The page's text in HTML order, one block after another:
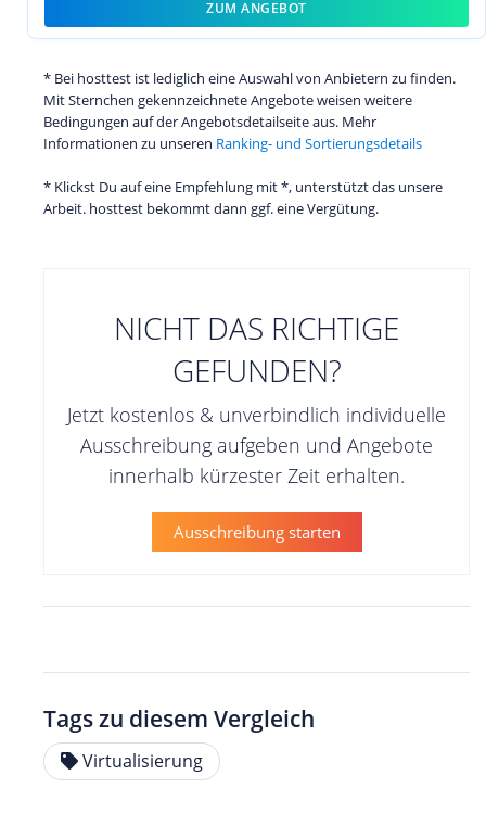
ZUM ANGEBOT
* Bei hosttest ist lediglich eine Auswahl von Anbietern zu finden.
Mit Sternchen gekennzeichnete Angebote weisen weitere
Bedingungen auf der Angebotsdetailseite aus. Mehr
Informationen zu unseren Ranking- und Sortierungsdetails
* Klickst Du auf eine Empfehlung mit *, unterstützt das unsere
Arbeit. hosttest bekommt dann ggf. eine Vergütung.
NICHT DAS RICHTIGE
GEFUNDEN?
Jetzt kostenlos & unverbindlich individuelle
Ausschreibung aufgeben und Angebote
innerhalb kürzester Zeit erhalten.
Ausschreibung starten
Tags zu diesem Vergleich
Virtualisierung